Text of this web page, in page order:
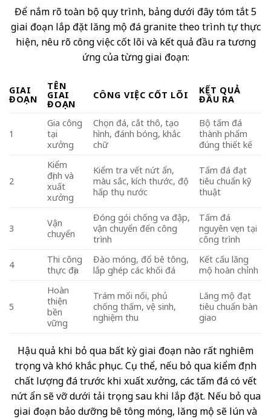
Để nắm rõ toàn bộ quy trình, bảng dưới đây tóm tắt 5
giai đoạn lắp đặt lăng mộ đá granite theo trình tự thực
hiện, nêu rõ công việc cốt lõi và kết quả đầu ra tương
ứng của từng giai đoạn:
GIAI
ĐOẠN
TÊN
GIAI
ĐOẠN
CÔNG VIỆC CỐT LÕI KẾT QUẢ
ĐẦU RA
1
Gia công
tại
xưởng
Chọn đá, cắt thô, tạo
hình, đánh bóng, khắc
chữ
Bộ tấm đá
thành phẩm
đúng thiết kế
2
Kiểm
định và
xuất
xưởng
Kiểm tra vết nứt ẩn,
màu sắc, kích thước, độ
hấp thụ nước
Tấm đá đạt
tiêu chuẩn kỹ
thuật
3
Vận
chuyển
Đóng gói chống va đập,
vận chuyển đến công
trình
Tấm đá
nguyên vẹn tại
công trình
4
Thi công
thực địa
Đào móng, đổ bê tông,
lắp ghép các khối đá
Kết cấu lăng
mộ hoàn chỉnh
5
Hoàn
thiện
bền
vững
Trám mối nối, phủ
chống thấm, vệ sinh,
nghiệm thu
Lăng mộ đạt
tiêu chuẩn bàn
giao
Hậu quả khi bỏ qua bất kỳ giai đoạn nào rất nghiêm
trọng và khó khắc phục. Cụ thể, nếu bỏ qua kiểm định
chất lượng đá trước khi xuất xưởng, các tấm đá có vết
nứt ẩn sẽ vỡ dưới tải trọng sau khi lắp đặt. Nếu bỏ qua
giai đoạn bảo dưỡng bê tông móng, lăng mộ sẽ lún và